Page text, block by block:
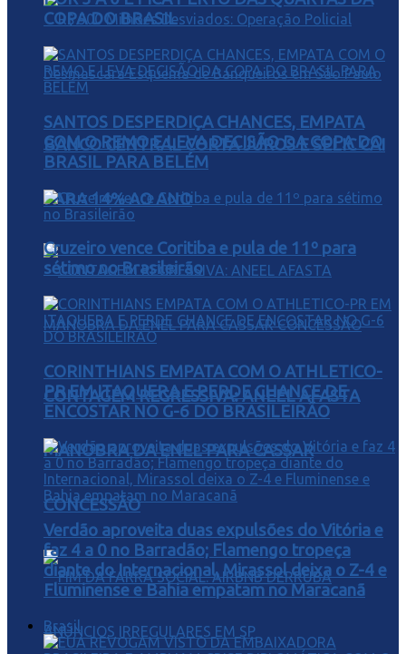
BANCO CENTRAL CORTA JUROS E SELIC CAI
PARA 14% AO ANO
CONTAGEM REGRESSIVA: ANEEL AFASTA
MANOBRA DA ENEL PARA CASSAR
CONCESSÃO
COPA DO BRASIL
SANTOS DESPERDIÇA CHANCES, EMPATA
COM O REMO E LEVA DECISÃO DA COPA DO
BRASIL PARA BELÉM
Cruzeiro vence Coritiba e pula de 11º para
sétimo no Brasileirão
CORINTHIANS EMPATA COM O ATHLETICO-
PR EM ITAQUERA E PERDE CHANCE DE
ENCOSTAR NO G-6 DO BRASILEIRÃO
Verdão aproveita duas expulsões do Vitória e
faz 4 a 0 no Barradão; Flamengo tropeça
diante do Internacional, Mirassol deixa o Z-4 e
Fluminense e Bahia empatam no Maracanã
Brasil